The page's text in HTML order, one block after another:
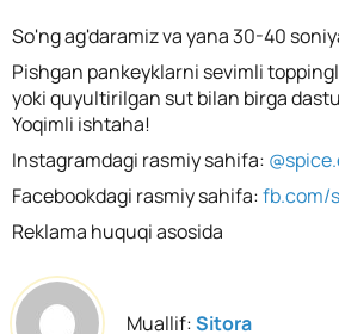
So'ng ag'daramiz va yana 30-40
Pishgan pankeyklarni sevimli
yoki quyultirilgan sut bilan birga
Yoqimli ishtaha!
Instagramdagi rasmiy sahifa:
Facebookdagi rasmiy sahifa:fb.com/
Reklama huquqi asosida
Muallif:Sitora